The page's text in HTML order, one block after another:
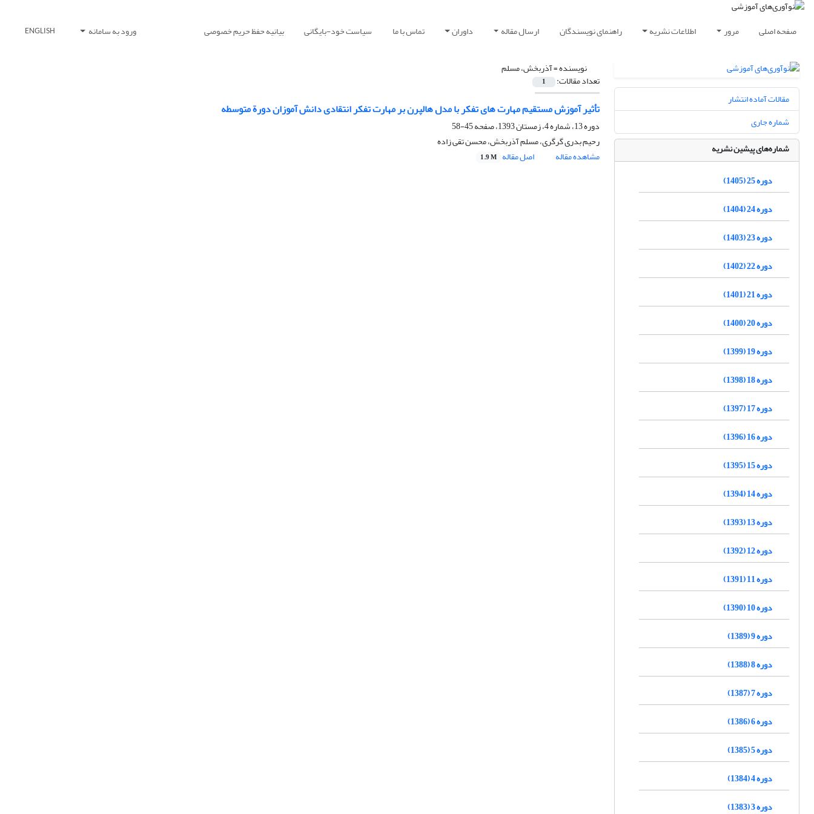
صفحه اصلی مرور اطلاعات نشریه راهنمای نویسندگان ارسال مقاله داوران تماس با ما سیاست خود-بایگانی بیانیه حفظ حریم خصوصی ورود به سامانه ENGLISH
نویسنده =آذربخش، مسلم
تعداد مقالات: 1
تأثیر آموزش مستقیم مهارت های تفکر با مدل هالپرن بر مهارت تفکر انتقادی دانش آموزان دورة متوسطه
دوره 13، شماره 4، زمستان 1393، صفحه
45-58
رحیم بدری گرگری، مسلم آذربخش، محسن تقی زاده
مشاهده مقاله
اصل مقاله 1.9 M
مقالات آماده انتشار
شماره جاری
شماره‌های پیشین نشریه
دوره 25 (1405)
دوره 24 (1404)
دوره 23 (1403)
دوره 22 (1402)
دوره 21 (1401)
دوره 20 (1400)
دوره 19 (1399)
دوره 18 (1398)
دوره 17 (1397)
دوره 16 (1396)
دوره 15 (1395)
دوره 14 (1394)
دوره 13 (1393)
دوره 12 (1392)
دوره 11 (1391)
دوره 10 (1390)
دوره 9 (1389)
دوره 8 (1388)
دوره 7 (1387)
دوره 6 (1386)
دوره 5 (1385)
دوره 4 (1384)
دوره 3 (1383)